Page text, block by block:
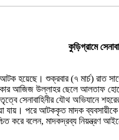
কুড়িগ্রামে
আটক হয়েছে। শুক্রবার (৭ মার্চ)
আজিজ উল্লাহর ছেলে আলতাফ
সেনাবাহিনীর যৌথ
পরে আটককৃত মাদক ব্যবসায়ীকে
করে বলেন, মাদকদ্রব্য নিয়ন্ত্রণ